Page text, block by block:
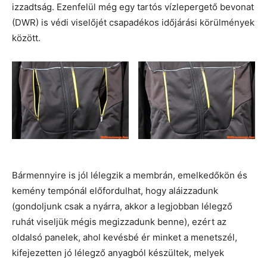
izzadtság. Ezenfelül még egy tartós vízlepergető bevonat
(DWR) is védi viselőjét csapadékos időjárási körülmények
között.
Bármennyire is jól lélegzik a membrán, emelkedőkön és
kemény tempónál előfordulhat, hogy aláizzadunk
(gondoljunk csak a nyárra, akkor a legjobban lélegző
ruhát viseljük mégis megizzadunk benne), ezért az
oldalsó panelek, ahol kevésbé ér minket a menetszél,
kifejezetten jó lélegző anyagból készültek, melyek